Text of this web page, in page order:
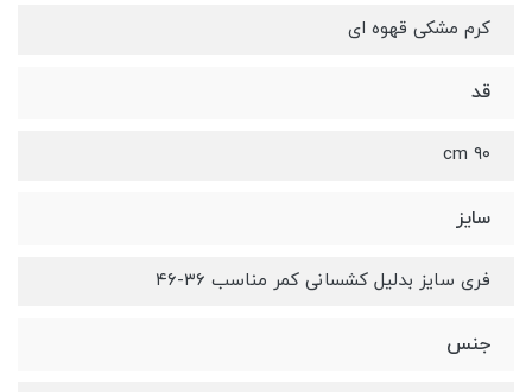
کرم مشکی قهوه ای
قد
۹۰ cm
سایز
فری سایز بدلیل کشسانی کمر مناسب ۳۶-۴۶
جنس